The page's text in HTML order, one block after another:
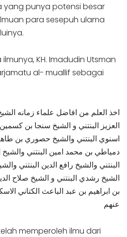
yang punya potensi besar
para sesepuh ulama
KH. Imadudin Utsman
al- muallif sebagai
اخذ العلم من افاضل علماء زمانه
العزيز البنتني و الشيخ سنجا بن
اسنوي البنتني والشيخ حصوري بن
دمياطي بن محمد امين البنتني
البنتني والشيخ رافع الدين البنتني
الشيخ رشدي البنتني و الشيخ صلاح
بن ابراهيم بن عبد الباعث الكتاني
عنهم
memperoleh ilmu dari